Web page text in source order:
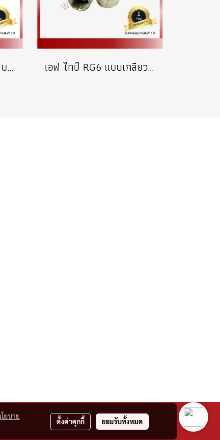
หางหนูเเปลงขั้วต่อ RG6 บรรจุ 100 ตัว เอฟ ไทป์ RG6 แบบเกลียว บรรจุ 100 ตัว
ยบาย
ตั้งค่าคุกกี้ ยอมรับทั้งหมด